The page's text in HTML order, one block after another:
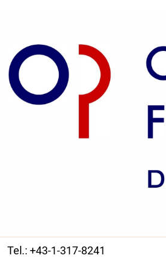
Tel.: +43-1-317-8241